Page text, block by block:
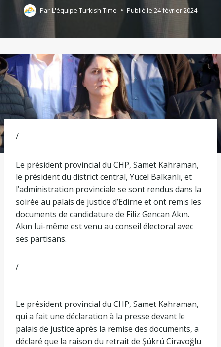
Par L'équipe Turkish Time Publié le 24 février 2024
/
Le président provincial du CHP, Samet Kahraman,
le président du district central, Yücel Balkanlı, et
l’administration provinciale se sont rendus dans la
soirée au palais de justice d’Edirne et ont remis les
documents de candidature de Filiz Gencan Akın.
Akın lui-même est venu au conseil électoral avec
ses partisans.
/
Le président provincial du CHP, Samet Kahraman,
qui a fait une déclaration à la presse devant le
palais de justice après la remise des documents, a
déclaré que la raison du retrait de Şükrü Ciravoğlu